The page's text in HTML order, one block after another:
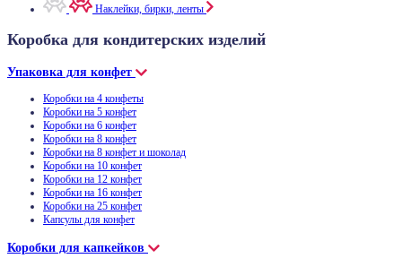
Наклейки, бирки, ленты
Коробка для кондитерских изделий
Упаковка для конфет
Коробки на 4 конфеты
Коробки на 5 конфет
Коробки на 6 конфет
Коробки на 8 конфет
Коробки на 8 конфет и шоколад
Коробки на 10 конфет
Коробки на 12 конфет
Коробки на 16 конфет
Коробки на 25 конфет
Капсулы для конфет
Коробки для капкейков